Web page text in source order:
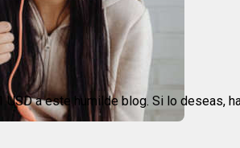
USD a este humilde blog. Si lo deseas,